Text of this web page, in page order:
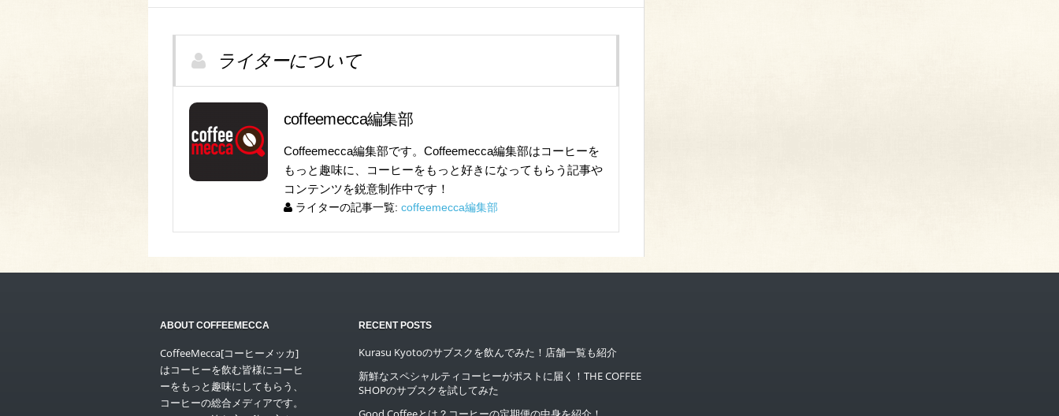
ライターについて
coffeemecca編集部
Coffeemecca編集部です。Coffeemecca編集部はコーヒーを
もっと趣味に、コーヒーをもっと好きになってもらう記事や
コンテンツを鋭意制作中です！
ライターの記事一覧: coffeemecca編集部
ABOUT COFFEEMECCA
CoffeeMecca[コーヒーメッカ]
はコーヒーを飲む皆様にコーヒ
ーをもっと趣味にしてもらう、
コーヒーの総合メディアです。
RECENT POSTS
Kurasu Kyotoのサブスクを飲んでみた！店舗一覧も紹介
新鮮なスペシャルティコーヒーがポストに届く！THE COFFEE
SHOPのサブスクを試してみた